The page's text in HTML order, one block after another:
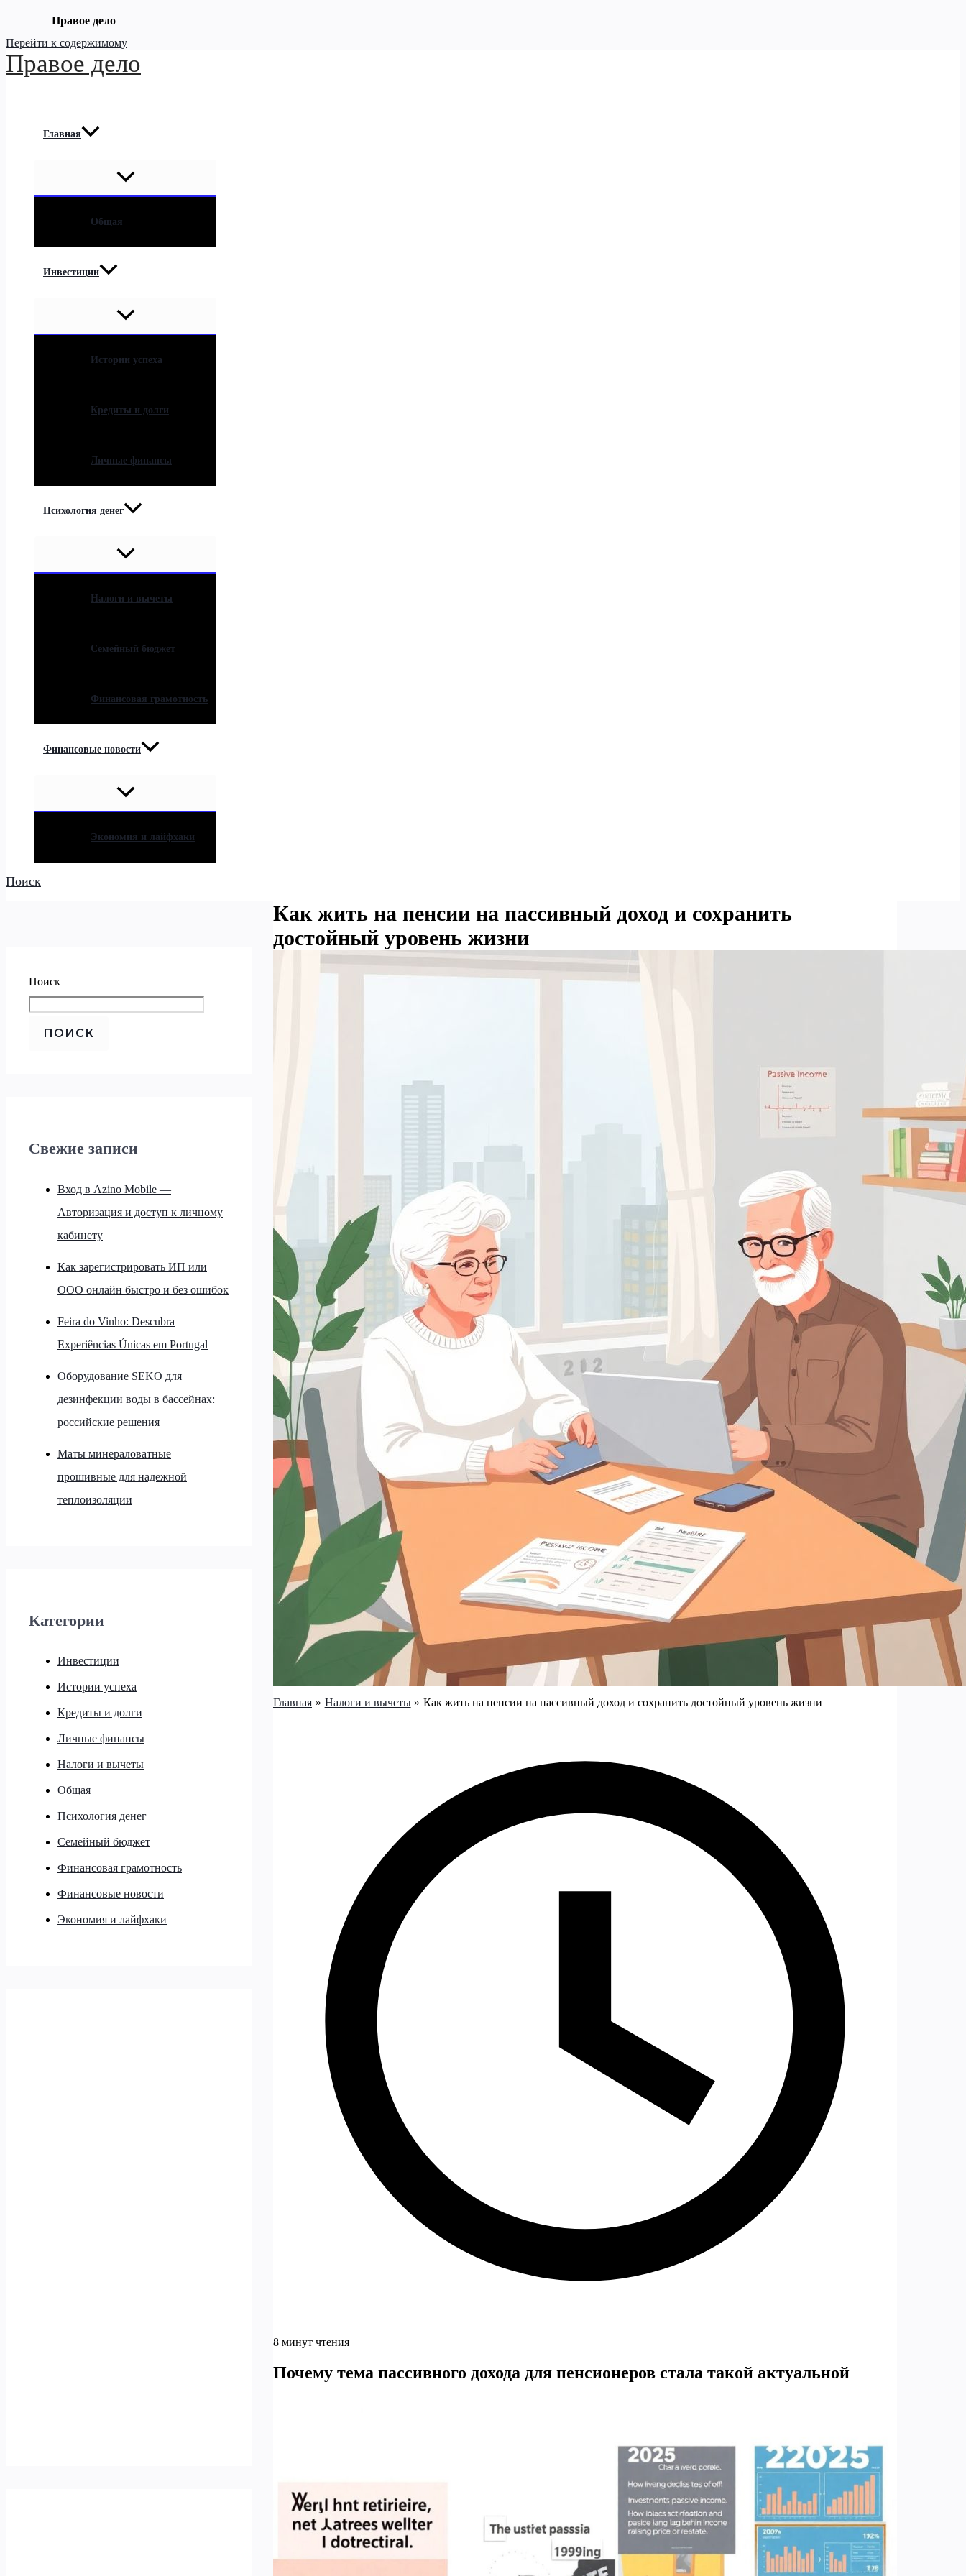
Правое дело
Перейти к содержимому
Правое дело
Главная
Общая
Инвестиции
Истории успеха
Кредиты и долги
Личные финансы
Психология денег
Налоги и вычеты
Семейный бюджет
Финансовая грамотность
Финансовые новости
Экономия и лайфхаки
Поиск
Поиск
ПОИСК
Свежие записи
Вход в Azino Mobile —
Авторизация и доступ к личному
кабинету
Как зарегистрировать ИП или
ООО онлайн быстро и без ошибок
Feira do Vinho: Descubra
Experiências Únicas em Portugal
Оборудование SEKO для
дезинфекции воды в бассейнах:
российские решения
Маты минераловатные
прошивные для надежной
теплоизоляции
Категории
Инвестиции
Истории успеха
Кредиты и долги
Личные финансы
Налоги и вычеты
Общая
Психология денег
Семейный бюджет
Финансовая грамотность
Финансовые новости
Экономия и лайфхаки
Как жить на пенсии на пассивный доход и сохранить
достойный уровень жизни
Главная Налоги и вычеты Как жить на пенсии на пассивный доход и сохранить достойный уровень жизни
8 минут чтения
Почему тема пассивного дохода для пенсионеров стала такой актуальной